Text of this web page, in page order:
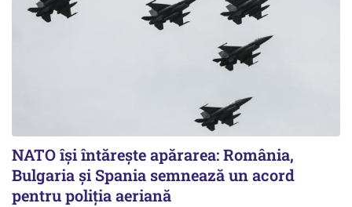
NATO își întărește apărarea: România,
Bulgaria și Spania semnează un acord
pentru poliția aeriană